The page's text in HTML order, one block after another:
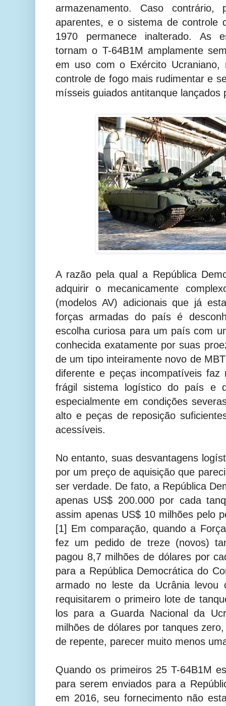
armazenamento. Caso contrário,
aparentes, e o sistema de controle
1970 permanece inalterado. As
tornam o T-64B1M amplamente
em uso com o Exército
controle de fogo mais rudimentar e
mísseis guiados antitanque lançados
A razão pela qual a República
adquirir o mecanicamente
(modelos AV) adicionais que já
forças armadas do país é
escolha curiosa para um país com
conhecida exatamente por suas
de um tipo inteiramente novo de
diferente e peças incompatíveis
frágil sistema logístico do país e
especialmente em condições
alto e peças de reposição
acessíveis.
No entanto, suas desvantagens
por um preço de aquisição que
ser verdade. De fato, a República
apenas US$ 200.000 por cada
assim apenas US$ 10 milhões pelo
[1] Em comparação, quando a
fez um pedido de treze (novos)
pagou 8,7 milhões de dólares por
para a República Democrática do
armado no leste da Ucrânia levou
requisitarem o primeiro lote de
los para a Guarda Nacional da
milhões de dólares por tanques
de repente, parecer muito menos
Quando os primeiros 25 T-64B1M
para serem enviados para a
em 2016, seu fornecimento não